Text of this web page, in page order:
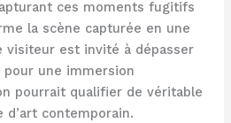
ces moments fugitifs
la scène capturée en une
visiteur est invité à dépasser
une immersion
pourrait qualifier de véritable
contemporain.